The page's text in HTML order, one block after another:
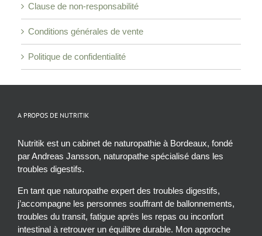
Clause de non-responsabilité
Conditions générales de vente
Politique de confidentialité
A PROPOS DE NUTRITIK
Nutritik est un cabinet de naturopathie à Bordeaux, fondé
par Andreas Jansson, naturopathe spécialisé dans les
troubles digestifs.
En tant que naturopathe expert des troubles digestifs,
j’accompagne les personnes souffrant de ballonnements,
troubles du transit, fatigue après les repas ou inconfort
intestinal à retrouver un équilibre durable. Mon approche